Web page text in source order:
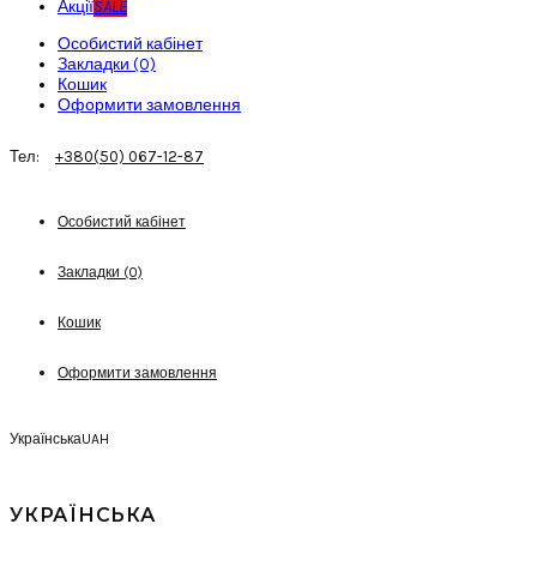
АкціїSALE
Особистий кабінет
Закладки (0)
Кошик
Оформити замовлення
Тел: +380(50) 067-12-87
Особистий кабінет
Закладки (0)
Кошик
Оформити замовлення
УкраїнськаUAH
УКРАЇНСЬКА